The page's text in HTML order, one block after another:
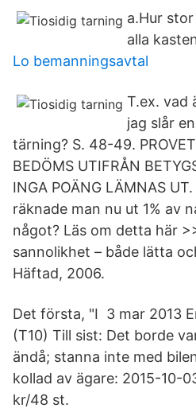
a.Hur
alla
Lo bemanningsavtal
T.ex. vad
jag slår
tärning? S. 48-49.
BEDÖMS UTIFRÅN
INGA POÄNG LÄMNAS
räknade man nu ut 1% av
något? Läs om detta här
sannolikhet – både lätta
Häftad, 2006.
Det första, "I 3 mar 2013
(T10) Till sist: Det borde
ändå; stanna inte med
kollad av ägare: 2015-10-
kr/48 st.